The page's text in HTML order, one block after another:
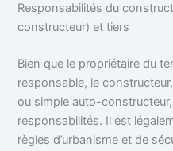
Responsabilités du
constructeur) et tiers
Bien que le propriétaire du
responsable, le
ou simple auto-
responsabilités. Il est
règles d’urbanisme et de